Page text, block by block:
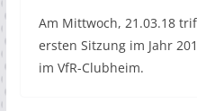
Am Mittwoch, 21.03.18
ersten Sitzung im Jahr
im VfR-Clubheim.